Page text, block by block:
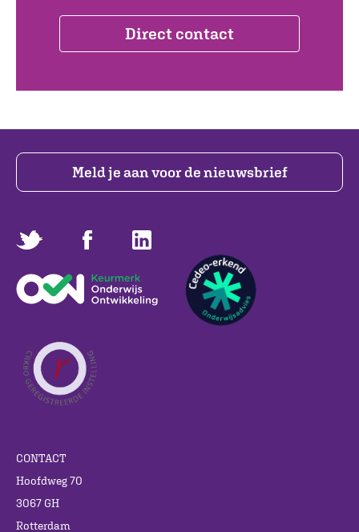
Direct contact
Meld je aan voor de nieuwsbrief
CONTACT
Hoofdweg 70
3067 GH
Rotterdam